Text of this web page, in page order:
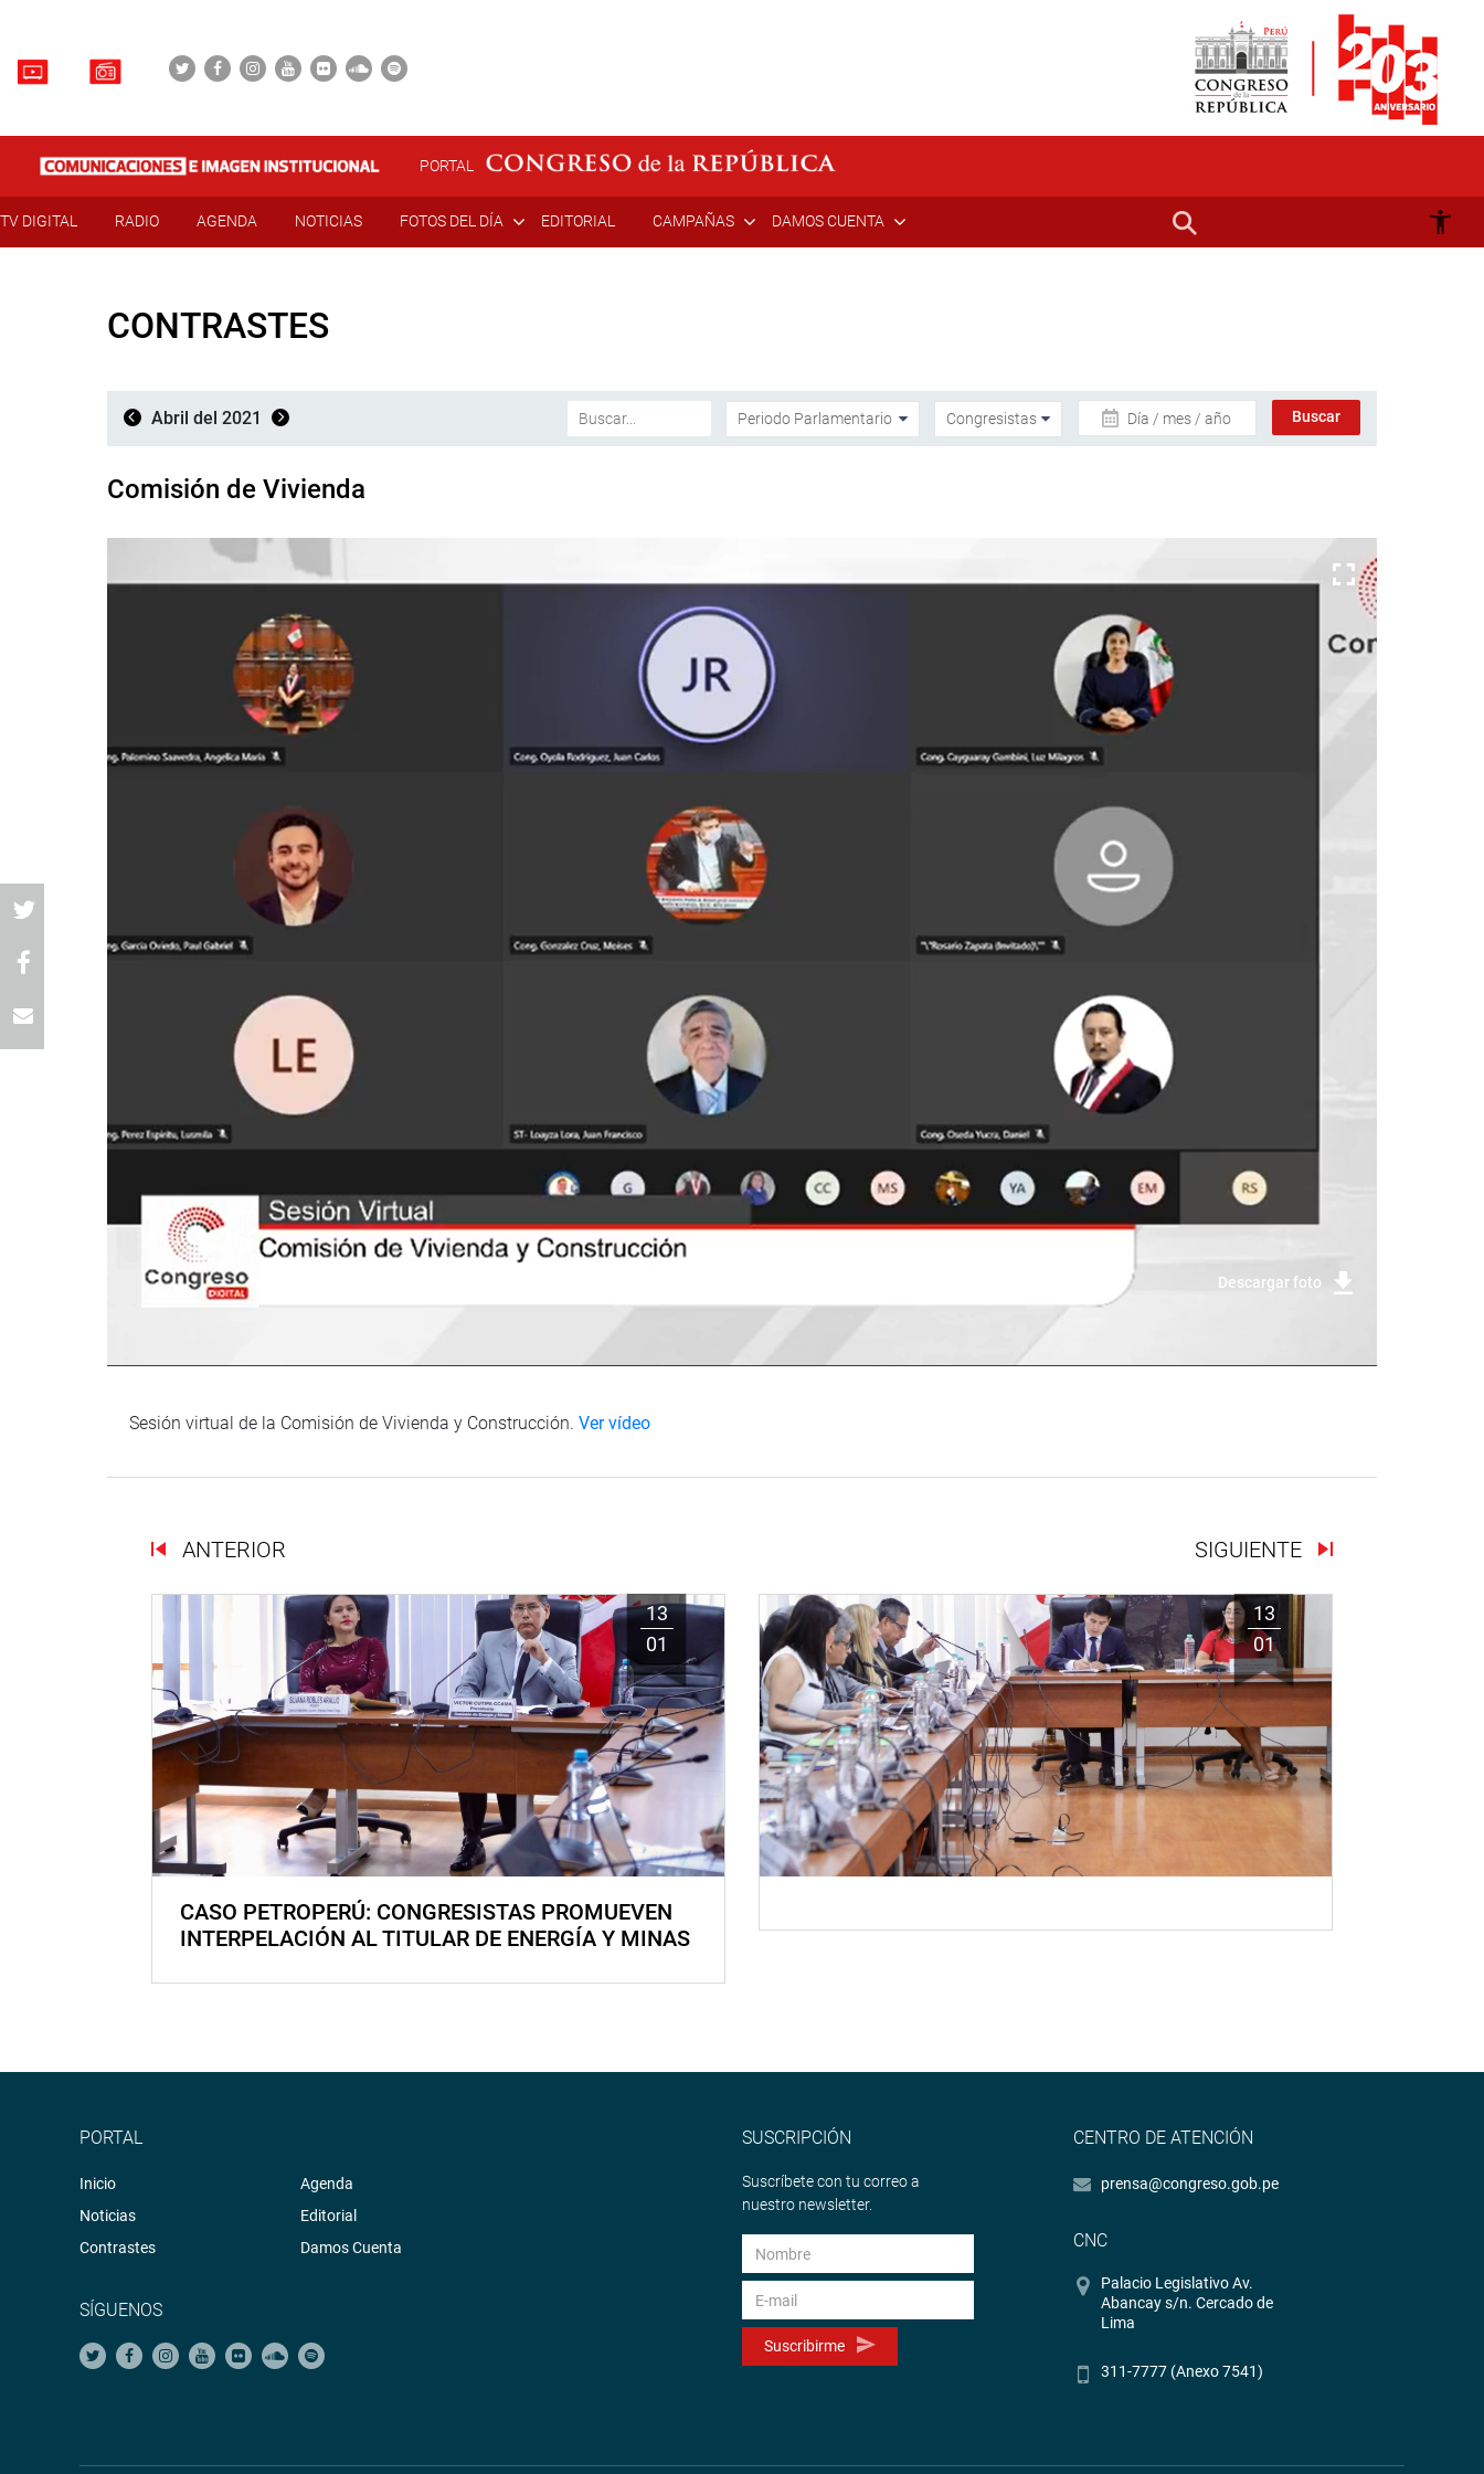
PORTAL
TV DIGITAL RADIO AGENDA NOTICIAS FOTOS DEL DÍA EDITORIAL CAMPAÑAS DAMOS CUENTA
CONTRASTES
Abril del 2021 Día / mes / año
Comisión de Vivienda
Descargar foto
Sesión virtual de la Comisión de Vivienda y Construcción. Ver vídeo
ANTERIOR SIGUIENTE
13
01
CASO PETROPERÚ: CONGRESISTAS PROMUEVEN
INTERPELACIÓN AL TITULAR DE ENERGÍA Y MINAS
13
01
PORTAL
Inicio
Noticias
Contrastes
Agenda
Editorial
Damos Cuenta
SÍGUENOS
SUSCRIPCIÓN
Suscríbete con tu correo a
nuestro newsletter.
Suscribirme
CENTRO DE ATENCIÓN
prensa@congreso.gob.pe
CNC
Palacio Legislativo Av.
Abancay s/n. Cercado de
Lima
311-7777 (Anexo 7541)